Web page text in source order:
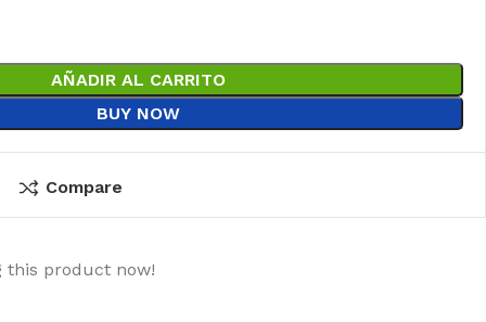
AÑADIR AL CARRITO
BUY NOW
Compare
this product now!